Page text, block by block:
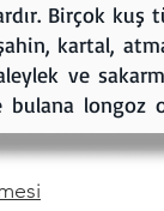
Birçok kuş
kartal,
ve
longoz